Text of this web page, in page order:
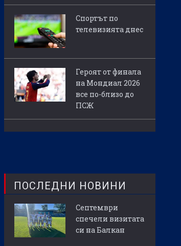
Спортът по
телевизията днес
Героят от финала
на Мондиал 2026
все по-близо до
ПСЖ
ПОСЛЕДНИ НОВИНИ
Септември
спечели визитата
си на Балкан